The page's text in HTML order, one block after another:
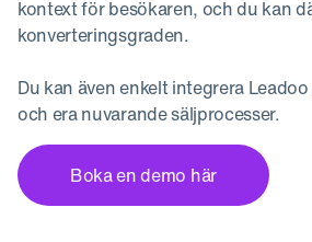
kontext för besökaren, och du kan
konverteringsgraden.
Du kan även enkelt integrera
och era nuvarande säljprocesser.
Boka en demo här